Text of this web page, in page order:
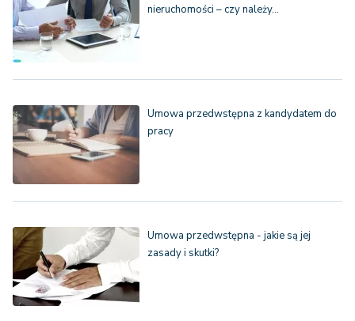
nieruchomości – czy należy…
Umowa przedwstępna z kandydatem do
pracy
Umowa przedwstępna - jakie są jej
zasady i skutki?